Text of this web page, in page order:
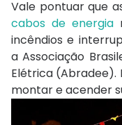
Vale pontuar que
cabos de energia
incêndios e
a Associação
Elétrica (Abradee).
montar e acender